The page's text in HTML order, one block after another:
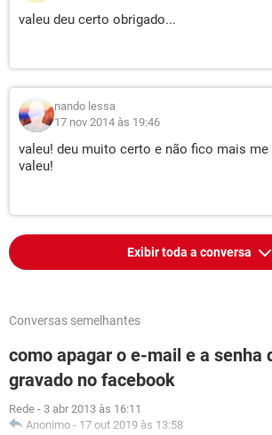
valeu deu certo obrigado...
nando lessa
17 nov 2014 às 19:46
valeu! deu muito certo e não fico mais me
valeu!
Exibir toda a conversa
Conversas semelhantes
como apagar o e-mail e a senha
gravado no facebook
Rede - 3 abr 2013 às 16:11
Anonimo - 17 out 2019 às 13:58